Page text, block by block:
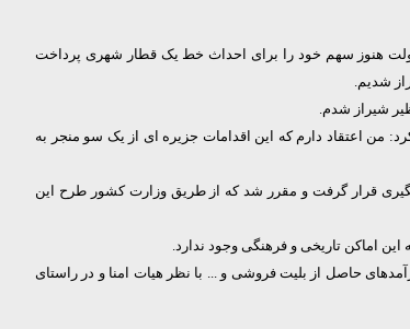
هنوز سهم خود را برای احداث خط یک قطار شهری پرداخت
شدیم.
شیراز شدم.
من اعتقاد دارم که این اقدامات جزیره ای از یک سو منجر به
قرار گرفت و مقرر شد که از طریق وزارت کشور طرح این
اماکن تاریخی و فرهنگی وجود ندارد.
حاصل از بلیت فروشی و ... با نظر هیات امنا و در راستای